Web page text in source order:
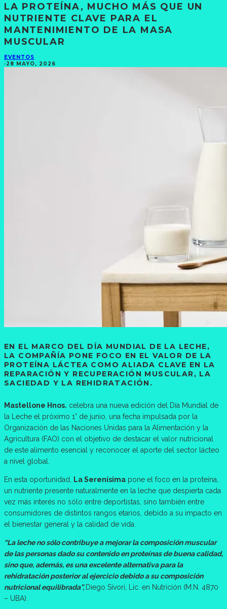
LA PROTEÍNA, MUCHO MÁS QUE UN
NUTRIENTE CLAVE PARA EL
MANTENIMIENTO DE LA MASA
MUSCULAR
EVENTOS
·28 MAYO, 2026
EN EL MARCO DEL DÍA MUNDIAL DE LA LECHE,
LA COMPAÑÍA PONE FOCO EN EL VALOR DE LA
PROTEÍNA LÁCTEA COMO ALIADA CLAVE EN LA
REPARACIÓN Y RECUPERACIÓN MUSCULAR, LA
SACIEDAD Y LA REHIDRATACIÓN.
Mastellone Hnos. celebra una nueva edición del Día Mundial de
la Leche el próximo 1° de junio, una fecha impulsada por la
Organización de las Naciones Unidas para la Alimentación y la
Agricultura (FAO) con el objetivo de destacar el valor nutricional
de este alimento esencial y reconocer el aporte del sector lácteo
a nivel global.
En esta oportunidad, La Serenísima pone el foco en la proteína,
un nutriente presente naturalmente en la leche que despierta cada
vez más interés no sólo entre deportistas, sino también entre
consumidores de distintos rangos etarios, debido a su impacto en
el bienestar general y la calidad de vida.
“La leche no sólo contribuye a mejorar la composición muscular
de las personas dado su contenido en proteínas de buena calidad,
sino que, además, es una excelente alternativa para la
rehidratación posterior al ejercicio debido a su composición
nutricional equilibrada”,Diego Sívori, Lic. en Nutrición (M.N. 4870
– UBA).